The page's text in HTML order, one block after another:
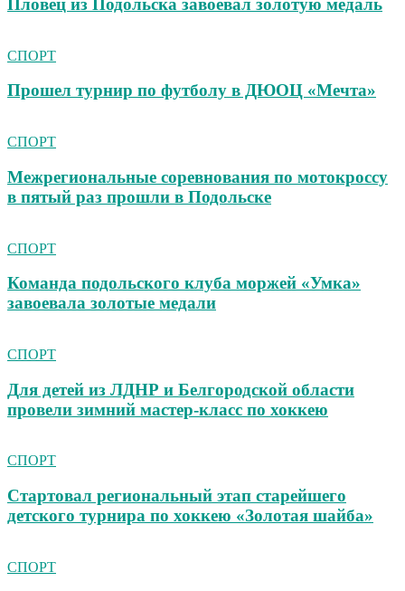
Пловец из Подольска завоевал золотую медаль
СПОРТ
Прошел турнир по футболу в ДЮОЦ «Мечта»
СПОРТ
Межрегиональные соревнования по мотокроссу
в пятый раз прошли в Подольске
СПОРТ
Команда подольского клуба моржей «Умка»
завоевала золотые медали
СПОРТ
Для детей из ЛДНР и Белгородской области
провели зимний мастер-класс по хоккею
СПОРТ
Стартовал региональный этап старейшего
детского турнира по хоккею «Золотая шайба»
СПОРТ